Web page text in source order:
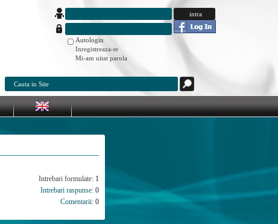
Autologin
Inregistreaza-te
Mi-am uitat parola
Intrebari formulate: 1
Intrebari raspunse: 0
Comentarii: 0